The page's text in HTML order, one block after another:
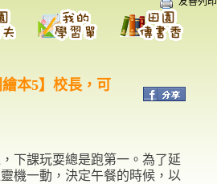
本5】校長，可
課玩耍總是跑第一。為了延
機一動，決定午餐的時候，以